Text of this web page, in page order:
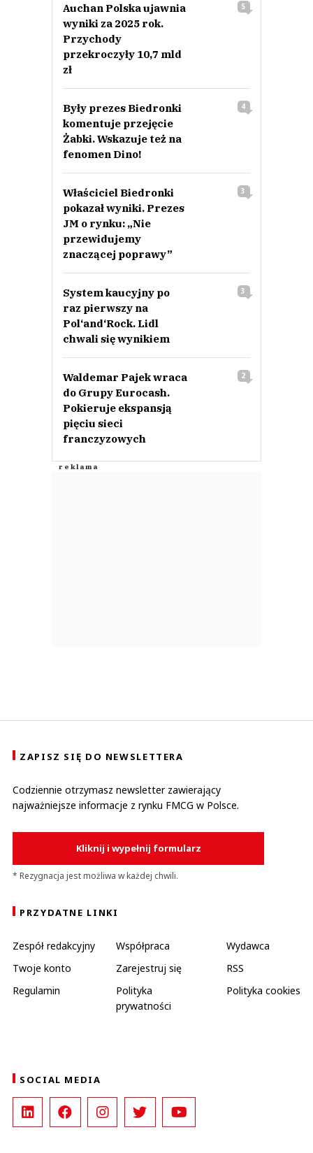
Auchan Polska ujawnia
wyniki za 2025 rok.
Przychody
przekroczyły 10,7 mld
zł
5
Były prezes Biedronki
komentuje przejęcie
Żabki. Wskazuje też na
fenomen Dino!
4
Właściciel Biedronki
pokazał wyniki. Prezes
JM o rynku: „Nie
przewidujemy
znaczącej poprawy”
3
System kaucyjny po
raz pierwszy na
Pol‘and‘Rock. Lidl
chwali się wynikiem
3
Waldemar Pajek wraca
do Grupy Eurocash.
Pokieruje ekspansją
pięciu sieci
franczyzowych
2
ZAPISZ SIĘ DO NEWSLETTERA
Codziennie otrzymasz newsletter zawierający
najważniejsze informacje z rynku FMCG w Polsce.
Kliknij i wypełnij formularz
* Rezygnacja jest możliwa w każdej chwili.
PRZYDATNE LINKI
Zespół redakcyjny Współpraca
Wydawca
Twoje konto
Zarejestruj się
RSS
Regulamin
Polityka
prywatności
Polityka cookies
SOCIAL MEDIA